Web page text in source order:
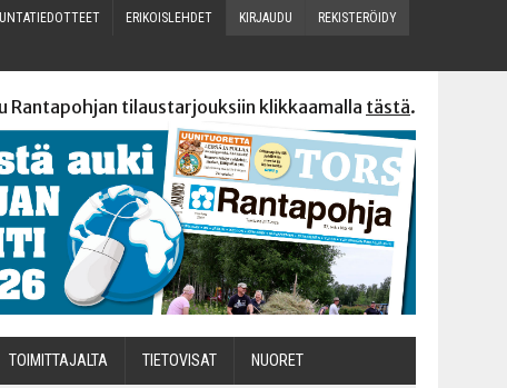
ERI­KOIS­LEH­DET KIR­JAU­DU REKIS­TE­RÖI­DY
Rantapohjan tilaustarjouksiin klikkaamalla tästä.
TOI­MIT­TA­JAL­TA TIETOVISAT NUO­RET